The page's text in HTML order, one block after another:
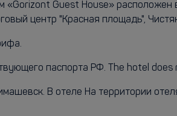
Guest House» расположен
центр "Красная площадь",
паспорта РФ. The hotel
В отеле На территории